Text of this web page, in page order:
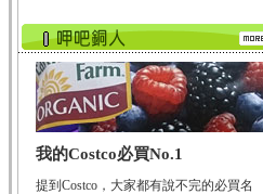
我的Costco必買No.1
提到Costco，大家都有說不完的必買名